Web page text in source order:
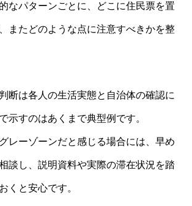
なパターンごとに、どこに住民票を置
またどのような点に注意すべきかを整
断は各人の生活実態と自治体の確認に
示すのはあくまで典型例です。
レーゾーンだと感じる場合には、早め
談し、説明資料や実際の滞在状況を踏
くと安心です。